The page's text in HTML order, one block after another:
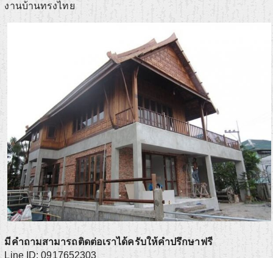
งานบ้านทรงไทย
มีคำถามสามารถติดต่อเราได้ครับให้คำปรึกษาฟรี
Line ID: 0917652303